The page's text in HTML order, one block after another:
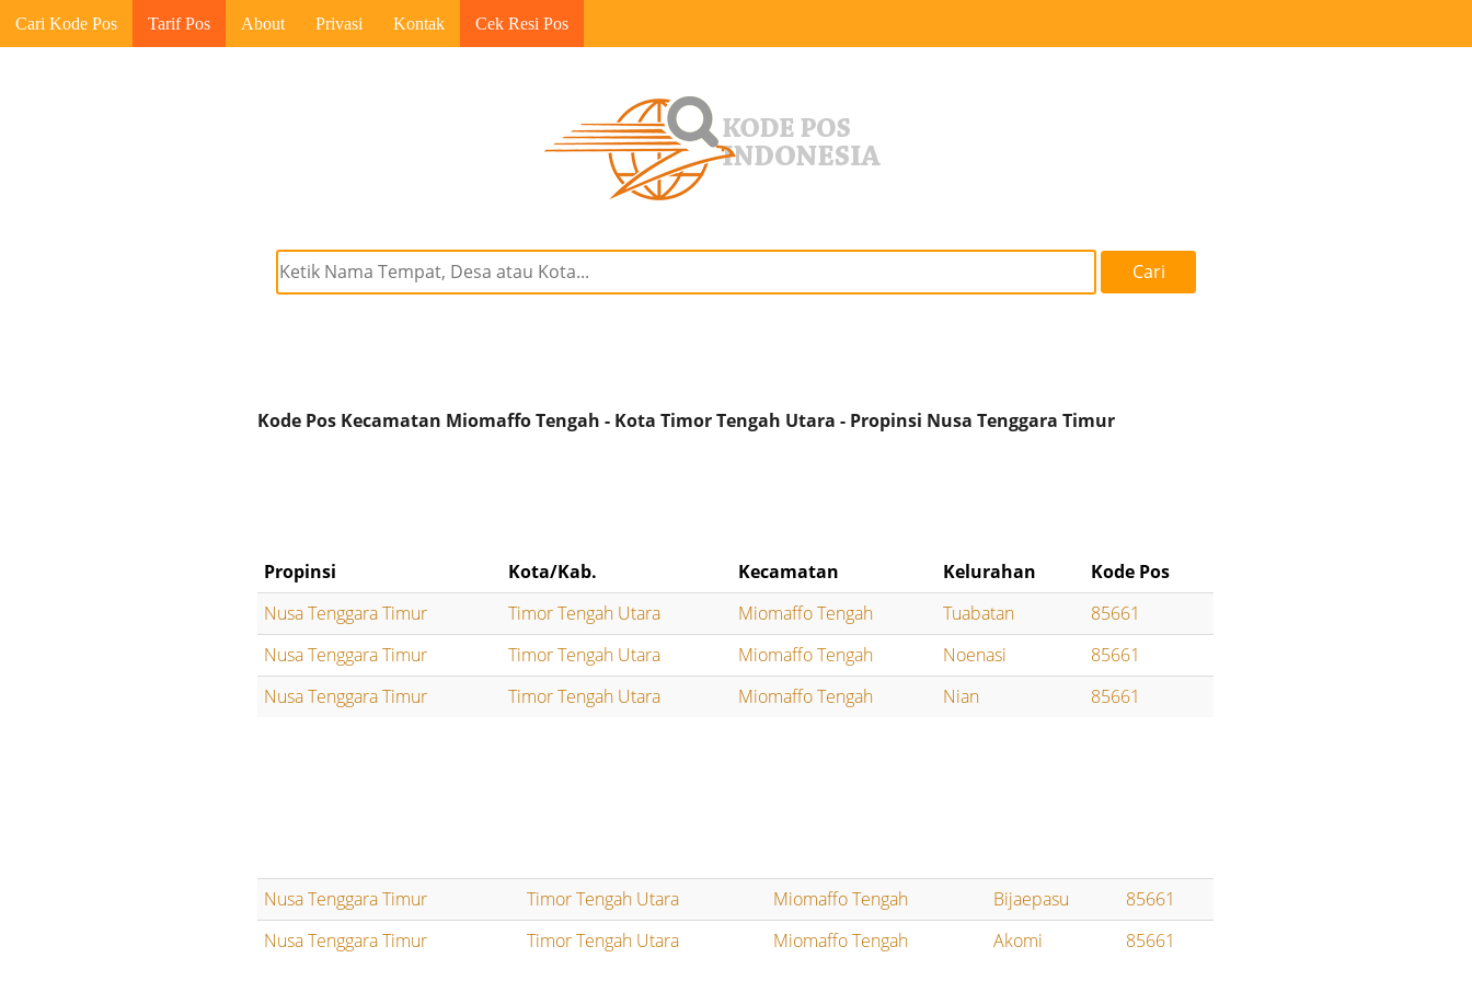
Cari Kode Pos Tarif Pos About Privasi Kontak Cek Resi Pos
Cari
Kode Pos Kecamatan Miomaffo Tengah - Kota Timor Tengah Utara - Propinsi Nusa Tenggara Timur
Propinsi Kota/Kab. Kecamatan Kelurahan
Kode Pos
Nusa Tenggara Timur
Timor Tengah Utara Miomaffo Tengah Tuabatan
85661
Nusa Tenggara Timur
Timor Tengah Utara Miomaffo Tengah Noenasi
85661
Nusa Tenggara Timur
Timor Tengah Utara Miomaffo Tengah Nian 85661
Nusa Tenggara Timur Timor Tengah Utara Miomaffo Tengah Bijaepasu
85661
Nusa Tenggara Timur
Timor Tengah Utara Miomaffo Tengah Akomi 85661